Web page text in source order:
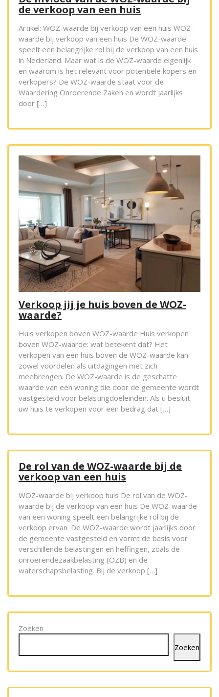
de verkoop van een huis
Artikel: WOZ-waarde bij verkoop van een huis WOZ-
waarde bij verkoop van een huis De WOZ-waarde
speelt een belangrijke rol bij de verkoop van een huis
in Nederland. Maar wat is de WOZ-waarde eigenlijk
en waarom is het relevant voor potentiële kopers en
verkopers? De WOZ-waarde staat voor de
Waardering Onroerende Zaken en wordt jaarlijks
door […]
Verkoop jij je huis boven de WOZ-
waarde?
Huis verkopen boven WOZ-waarde Huis verkopen
boven WOZ-waarde: wat betekent dat? Het
verkopen van een huis boven de WOZ-waarde kan
zowel voordelen als uitdagingen met zich
meebrengen. De WOZ-waarde is de geschatte
waarde van een woning die door de gemeente wordt
vastgesteld voor belastingdoeleinden. Als u besluit
uw huis te verkopen voor een bedrag dat […]
De rol van de WOZ-waarde bij de
verkoop van een huis
WOZ-waarde bij verkoop huis De rol van de WOZ-
waarde bij de verkoop van een huis De WOZ-waarde
van een woning speelt een belangrijke rol bij de
verkoop ervan. De WOZ-waarde wordt jaarlijks door
de gemeente vastgesteld en vormt de basis voor
verschillende belastingen en heffingen, zoals de
onroerendezaakbelasting (OZB) en de
waterschapsbelasting. Bij de verkoop […]
Zoeken
Zoeken